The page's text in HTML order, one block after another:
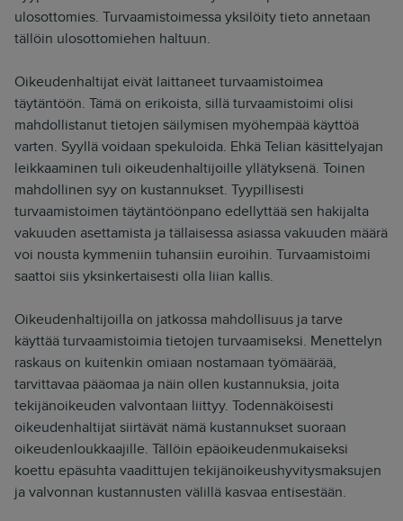
ulosottomies. Turvaamistoimessa yksilöity tieto annetaan
tällöin ulosottomiehen haltuun.
Oikeudenhaltijat eivät laittaneet turvaamistoimea
täytäntöön. Tämä on erikoista, sillä turvaamistoimi olisi
mahdollistanut tietojen säilymisen myöhempää käyttöä
varten. Syyllä voidaan spekuloida. Ehkä Telian käsittelyajan
leikkaaminen tuli oikeudenhaltijoille yllätyksenä. Toinen
mahdollinen syy on kustannukset. Tyypillisesti
turvaamistoimen täytäntöönpano edellyttää sen hakijalta
vakuuden asettamista ja tällaisessa asiassa vakuuden määrä
voi nousta kymmeniin tuhansiin euroihin. Turvaamistoimi
saattoi siis yksinkertaisesti olla liian kallis.
Oikeudenhaltijoilla on jatkossa mahdollisuus ja tarve
käyttää turvaamistoimia tietojen turvaamiseksi. Menettelyn
raskaus on kuitenkin omiaan nostamaan työmäärää,
tarvittavaa pääomaa ja näin ollen kustannuksia, joita
tekijänoikeuden valvontaan liittyy. Todennäköisesti
oikeudenhaltijat siirtävät nämä kustannukset suoraan
oikeudenloukkaajille. Tällöin epäoikeudenmukaiseksi
koettu epäsuhta vaadittujen tekijänoikeushyvitysmaksujen
ja valvonnan kustannusten välillä kasvaa entisestään.